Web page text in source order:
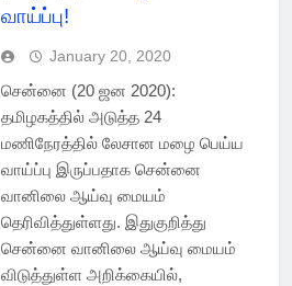
வாய்ப்பு!
January 20, 2020
சென்னை (20 ஜன 2020):
தமிழகத்தில் அடுத்த 24
மணிநேரத்தில் லேசான மழை பெய்ய
வாய்ப்பு இருப்பதாக சென்னை
வானிலை ஆய்வு மையம்
தெரிவித்துள்ளது. இதுகுறித்து
சென்னை வானிலை ஆய்வு மையம்
விடுத்துள்ள அறிக்கையில்,